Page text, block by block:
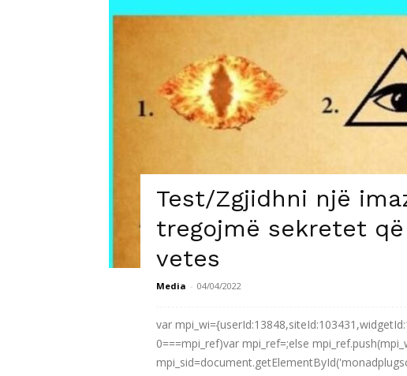
Test/Zgjidhni një
tregojmë sekretet
vetes
Media - 04/04/2022
var
0===mpi_ref)var mpi_ref=;else